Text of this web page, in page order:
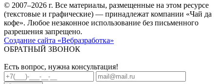
© 2007–2026 г. Все материалы, размещенные на этом ресурсе
(текстовые и графические) — принадлежат компании «Чай да
кофе». Любое незаконное использование без письменного
разрешения запрещено.
Создание сайта «Вебразработка»
ОБРАТНЫЙ ЗВОНОК
Есть вопрос, нужна консультация!